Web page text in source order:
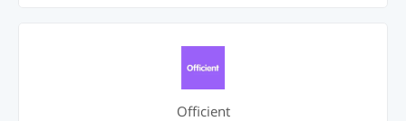
Officient